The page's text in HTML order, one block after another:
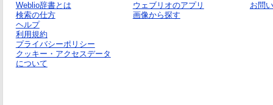
Weblio辞書とは
検索の仕方
ヘルプ
利用規約
プライバシーポリシー
クッキー・アクセスデータ
について
ウェブリオのアプリ
画像から探す
お問